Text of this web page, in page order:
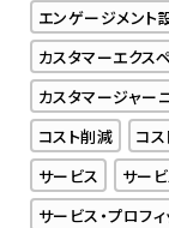
エンゲージメント
カスタマーエクス
カスタマージャー
コスト削減
コ
サービス
サー
サービス・プロフィ